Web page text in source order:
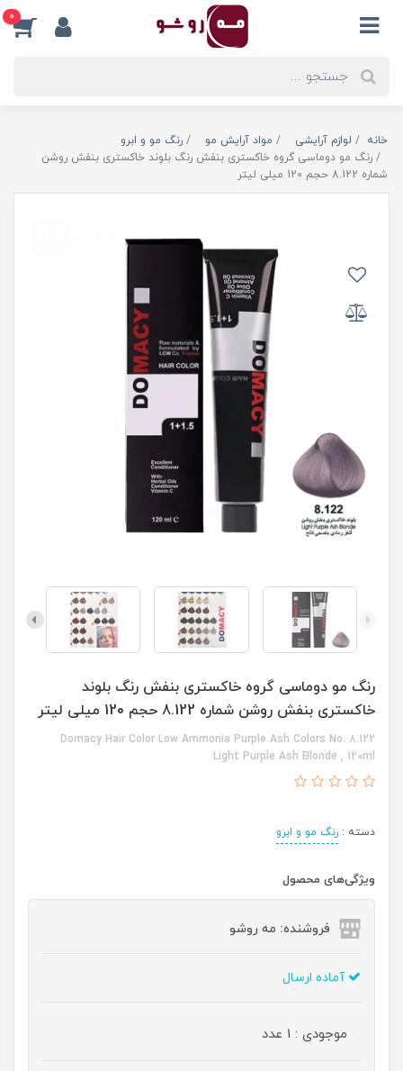
0
خانه لوازم آرایشی مواد آرایش مو
رنگ مو و ابرو
رنگ مو دوماسی گروه خاکستری بنفش رنگ بلوند خاکستری بنفش روشن
شماره 8.122 حجم 120 میلی لیتر
رنگ مو دوماسی گروه خاکستری بنفش رنگ بلوند
خاکستری بنفش روشن شماره 8.122 حجم 120 میلی لیتر
Domacy Hair Color Low Ammonia Purple Ash Colors No: 8.122
Light Purple Ash Blonde , 120ml
دسته : رنگ مو و ابرو
ویژگی‌های محصول
فروشنده: مه رو‌شو
آماده ارسال
موجودی : 1 عدد